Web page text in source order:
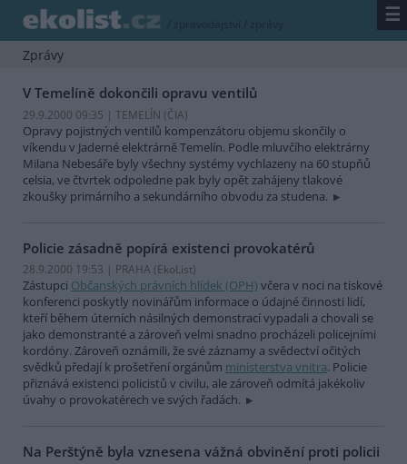
/ zpravodajství / zprávy ☰
Zprávy
V Temelíně dokončili opravu ventilů
29.9.2000 09:35 | TEMELÍN (ČIA)
Opravy pojistných ventilů kompenzátoru objemu skončily o
víkendu v Jaderné elektrárně Temelín. Podle mluvčího elektrárny
Milana Nebesáře byly všechny systémy vychlazeny na 60 stupňů
celsia, ve čtvrtek odpoledne pak byly opět zahájeny tlakové
zkoušky primárního a sekundárního obvodu za studena.
Policie zásadně popírá existenci provokatérů
28.9.2000 19:53 | PRAHA (EkoList)
Zástupci Občanských právních hlídek (OPH) včera v noci na tiskové
konferenci poskytly novinářům informace o údajné činnosti lidí,
kteří během úterních násilných demonstrací vypadali a chovali se
jako demonstranté a zároveň velmi snadno procházeli policejními
kordóny. Zároveň oznámili, že své záznamy a svědectví očitých
svědků předají k prošetření orgánům ministerstva vnitra. Policie
přiznává existenci policistů v civilu, ale zároveň odmítá jakékoliv
úvahy o provokatérech ve svých řadách.
Na Perštýně byla vznesena vážná obvinění proti policii